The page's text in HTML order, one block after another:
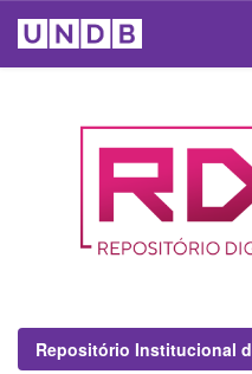
Repositório Institucional